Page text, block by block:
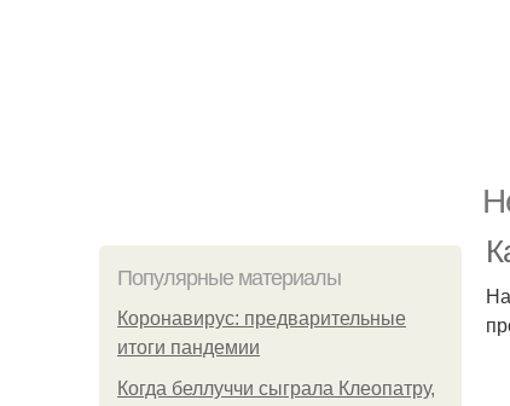
Популярные материалы
Коронавирус: предварительные
итоги пандемии
Когда беллуччи сыграла Клеопатру,